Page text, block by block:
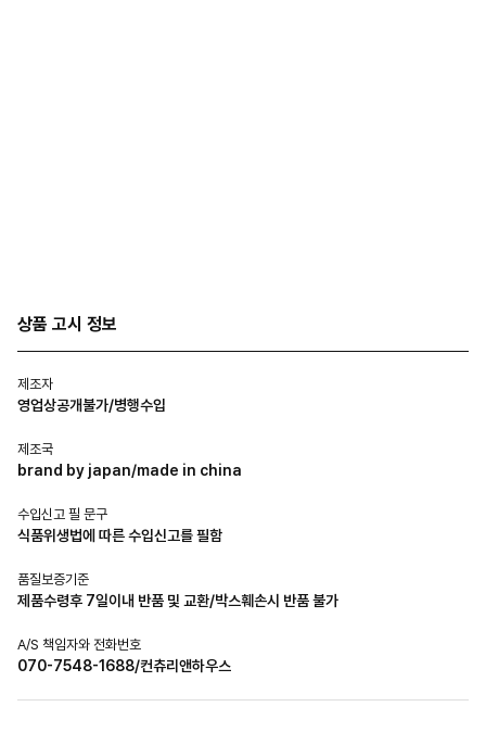
상품 고시 정보
제조자
영업상공개불가/병행수입
제조국
brand by japan/made in china
수입신고 필 문구
식품위생법에 따른 수입신고를 필함
품질보증기준
제품수령후 7일이내 반품 및 교환/박스훼손시 반품 불가
A/S 책임자와 전화번호
070-7548-1688/컨츄리앤하우스